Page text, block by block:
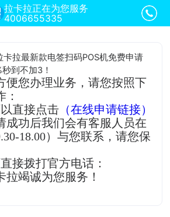
拉卡拉正在为您服务
4006655335
拉最新款电签扫码POS机免费申请
到不加3！
便您办理业务，请您按照下
直接点击 （在线申请链接）
成功后我们会有客服人员在
18.00）与您联系，请您保
接拨打官方电话：
拉竭诚为您服务！